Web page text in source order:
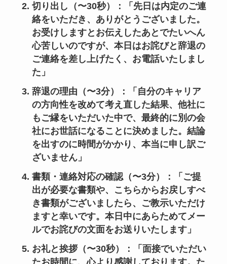
切り出し（〜30秒）
：「先日は内定のご連
絡をいただき、ありがとうございました。
お受けしますとお伝えしたあとでたいへん
心苦しいのですが、本日はお詫びと辞退の
ご連絡を差し上げたく、お電話いたしまし
た」
辞退の理由（〜3分）
：「自分のキャリア
の方向性を改めて考え直した結果、他社に
もご縁をいただいた中で、最終的に別の会
社にお世話になることに決めました。結論
を出すのに時間がかかり、本当に申し訳ご
ざいません」
書類・連絡対応の確認（〜3分）
：「ご提
出が必要な書類や、こちらからお戻しすべ
き書類がございましたら、ご教示いただけ
ますと幸いです。本日中にあらためてメー
ルでお詫びの文面をお送りいたします」
お礼と挨拶（〜30秒）
：「面接でいただい
たお時間に、心より感謝しております。た